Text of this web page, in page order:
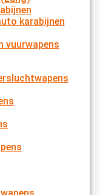
karabijnen
vuurwapens